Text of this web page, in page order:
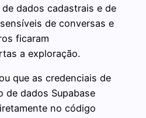
dados cadastrais e de
de conversas e
ficaram
a exploração.
que as credenciais de
de dados Supabase
no código